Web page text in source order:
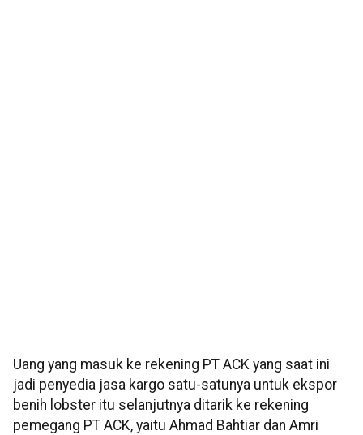
Uang yang masuk ke rekening PT ACK yang saat ini
jadi penyedia jasa kargo satu-satunya untuk ekspor
benih lobster itu selanjutnya ditarik ke rekening
pemegang PT ACK, yaitu Ahmad Bahtiar dan Amri